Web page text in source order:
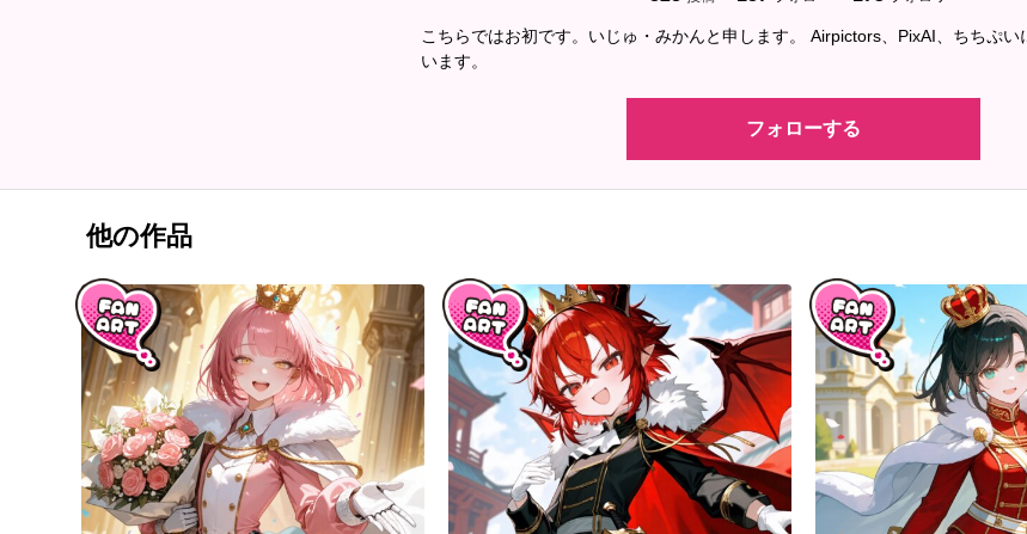
こちらではお初です。いじゅ・みかんと申します。 Airpictors、PixAI、ちちぷい
います。
フォローする
他の作品